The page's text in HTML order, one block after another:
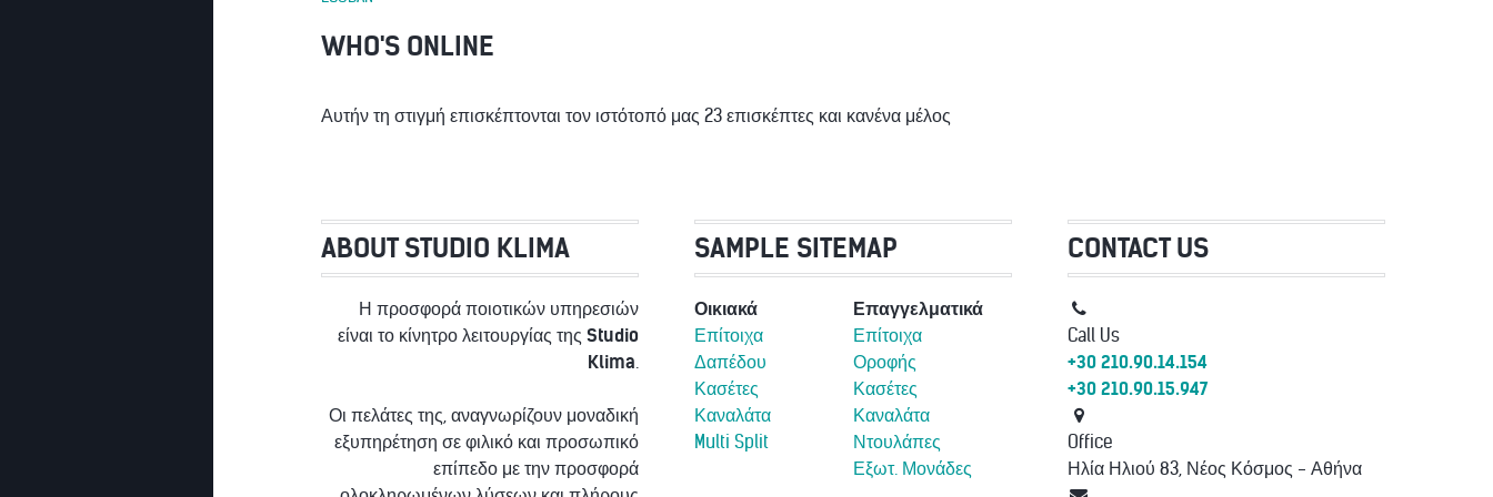
WHO'S ONLINE
Αυτήν τη στιγμή επισκέπτονται τον ιστότοπό μας 23 επισκέπτες και κανένα μέλος
ABOUT STUDIO KLIMA
Η προσφορά ποιοτικών υπηρεσιών
είναι το κίνητρο λειτουργίας της Studio
Klima
Οι πελάτες της, αναγνωρίζουν μοναδική
εξυπηρέτηση σε φιλικό και προσωπικό
επίπεδο με την προσφορά
SAMPLE SITEMAP
Οικιακά
Επίτοιχα
Δαπέδου
Κασέτες
Καναλάτα
Multi Split
Επαγγελματικά
Επίτοιχα
Οροφής
Κασέτες
Καναλάτα
Ντουλάπες
Εξωτ. Μονάδες
CONTACT US
Call Us
+30 210.90.14.154
+30 210.90.15.947
Office
Ηλία Ηλιού 83, Νέος Κόσμος - Αθήνα